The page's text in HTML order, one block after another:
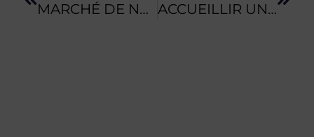
MARCHÉ DE NOËL DES PRODUCTEURS FERMIERS & PRODUCTEURS BIOLOGIQUES | CALVADOS ACCUEILLIR UN(E) APPRENTI(E) SUR SA FERME